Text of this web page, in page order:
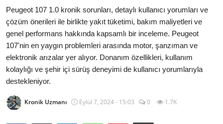
İletişim
Trafik & Cezalar
Sigorta & Kasko
Vergi & ÖTV & MTV
Muayene & Ruhsat
Peugeot 107 1.0 kronik sorunları, detaylı kullanıcı yorumları ve
çözüm önerileri ile birlikte yakıt tüketimi, bakım maliyetleri ve
genel performans hakkında kapsamlı bir inceleme. Peugeot
107'nin en yaygın problemleri arasında motor, şanzıman ve
elektronik arızalar yer alıyor. Donanım özellikleri, kullanım
kolaylığı ve şehir içi sürüş deneyimi de kullanıcı yorumlarıyla
destekleniyor.
Kronik Uzmanı Eylül 7, 2024 - 15:03 0 1.7K